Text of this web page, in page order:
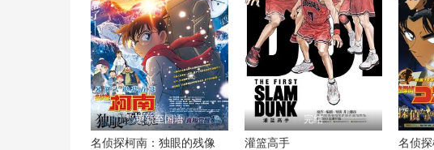
更新至国语
名侦探柯南：独眼的残像
完结
灌篮高手